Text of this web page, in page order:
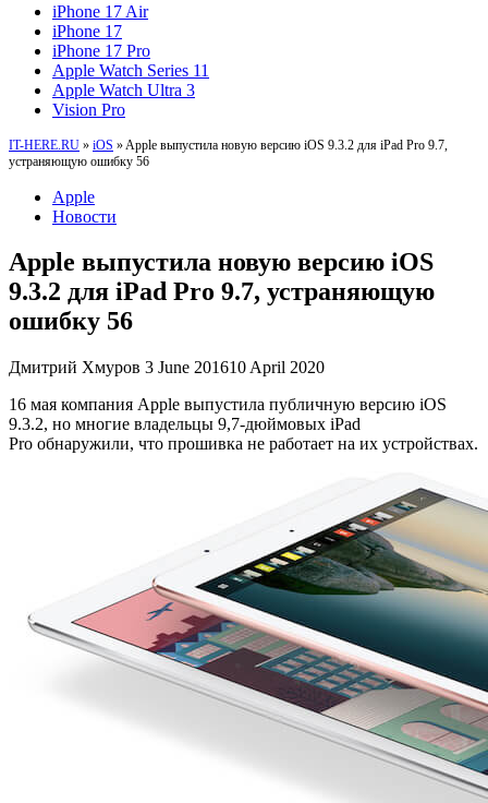
iPhone 17 Air
iPhone 17
iPhone 17 Pro
Apple Watch Series 11
Apple Watch Ultra 3
Vision Pro
IT-HERE.RU » iOS » Apple выпустила новую версию iOS 9.3.2 для iPad Pro 9.7,
устраняющую ошибку 56
Apple
Новости
Apple выпустила новую версию iOS
9.3.2 для iPad Pro 9.7, устраняющую
ошибку 56
Дмитрий Хмуров 3 June 201610 April 2020
16 мая компания Apple выпустила публичную версию iOS
9.3.2, но многие владельцы 9,7-дюймовых iPad
Pro обнаружили, что прошивка не работает на их устройствах.